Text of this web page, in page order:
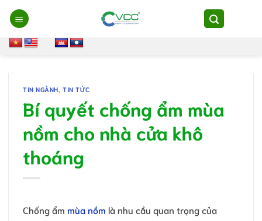
Chuyển
đến
nội
dung
TIN NGÀNH,TIN TỨC
Bí quyết chống ẩm mùa
nồm cho nhà cửa khô
thoáng
Chống ẩm mùa nồm là nhu cầu quan trọng của